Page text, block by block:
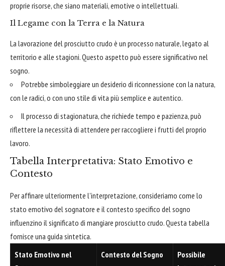
proprie risorse, che siano materiali, emotive o intellettuali.
Il Legame con la Terra e la Natura
La lavorazione del prosciutto crudo è un processo naturale, legato al
territorio e alle stagioni. Questo aspetto può essere significativo nel
sogno.
Potrebbe simboleggiare un desiderio di riconnessione con la natura,
con le radici, o con uno stile di vita più semplice e autentico.
Il processo di stagionatura, che richiede tempo e pazienza, può
riflettere la necessità di attendere per raccogliere i frutti del proprio
lavoro.
Tabella Interpretativa: Stato Emotivo e
Contesto
Per affinare ulteriormente l'interpretazione, consideriamo come lo
stato emotivo del sognatore e il contesto specifico del sogno
influenzino il significato di mangiare prosciutto crudo. Questa tabella
fornisce una guida sintetica.
Stato Emotivo nel
Contesto del Sogno
Possibile